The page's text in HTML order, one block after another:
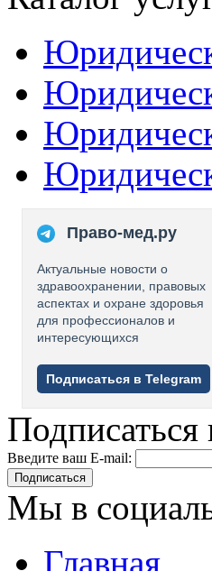
Право-мед.ру
Актуальные новости о
здравоохранении, правовых
аспектах и охране здоровья
для профессионалов и
интересующихся
Подписаться в Telegram
Подписаться
Введите ваш E-mail:
Подписаться
Мы в
Главная